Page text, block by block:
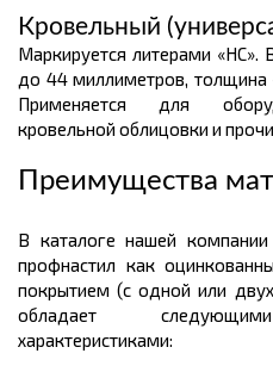
Кровельный
Маркируется литерами «НС».
до 44 миллиметров,
Применяется для
кровельной облицовки и
Преимущества
В каталоге нашей
профнастил как
покрытием (с одной или
обладает
характеристиками: